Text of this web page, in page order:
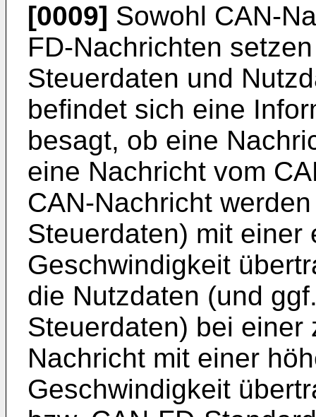
[0009] Sowohl CAN-
FD-Nachrichten
Steuerdaten und
befindet sich eine
besagt, ob eine
eine Nachricht vom
CAN-Nachricht
Steuerdaten) mit einer
Geschwindigkeit
die Nutzdaten (und
Steuerdaten) bei einer
Nachricht mit einer
Geschwindigkeit